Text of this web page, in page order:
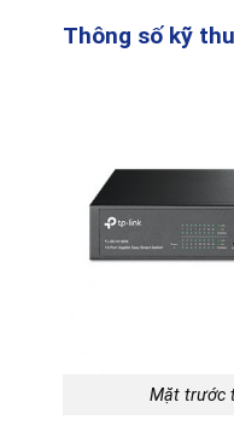
Thông số kỹ
Mặt trước